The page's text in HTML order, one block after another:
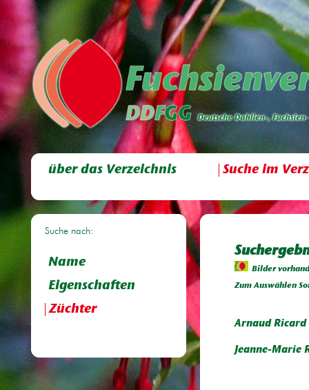
über das Verzeichnis Suche im
Suche nach:
Name
Eigenschaften
Züchter
Bilder
Zum Auswählen
Arnaud Ricard
Jeanne-Marie